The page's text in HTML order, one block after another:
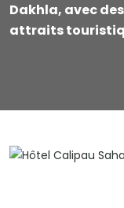
Dakhla, avec
attraits